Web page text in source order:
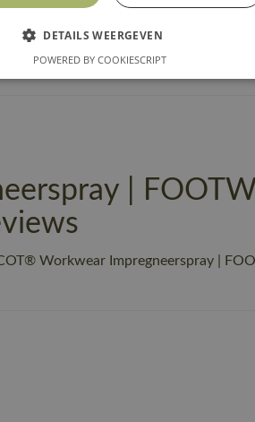
Productie en
Productcategorie
|
Workwear Impregneerspray |
DETAILS WEERGEVEN
POWERED BY COOKIESCRIPT